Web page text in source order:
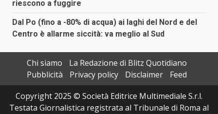
riescono a fuggire
Dal Po (fino a -80% di acqua) ai laghi del Nord e del
Centro è allarme siccità: va meglio al Sud
Chi siamo
La Redazione di Blitz Quotidiano
Pubblicità
Privacy policy Disclaimer
Feed
Copyright 2025 © Società Editrice Multimediale S.r.l.
Testata Giornalistica registrata al Tribunale di Roma al